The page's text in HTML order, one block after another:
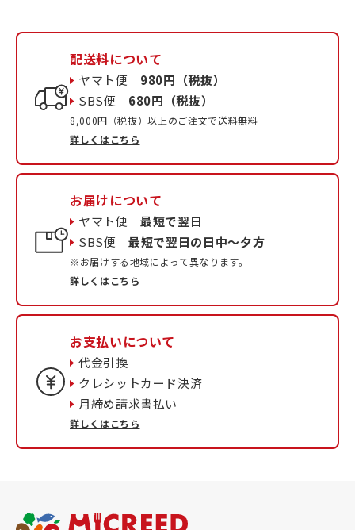
配送料について
ヤマト便 980円（税抜）
SBS便 680円（税抜）
8,000円（税抜）以上のご注文で送料無料
詳しくはこちら
お届けについて
ヤマト便最短で翌日
SBS便最短で翌日の日中〜夕方
※お届けする地域によって異なります。
詳しくはこちら
お支払いについて
代金引換
クレシットカード決済
月締め請求書払い
詳しくはこちら